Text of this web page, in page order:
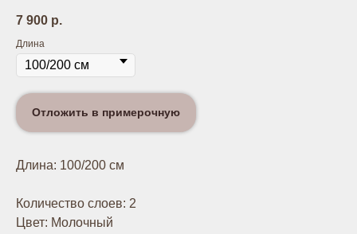
7 900 р.
Длина
Отложить в примерочную
Длина: 100/200 см
Количество слоев: 2
Цвет: Молочный